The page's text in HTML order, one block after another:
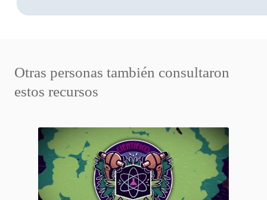
Otras personas también consultaron
estos recursos